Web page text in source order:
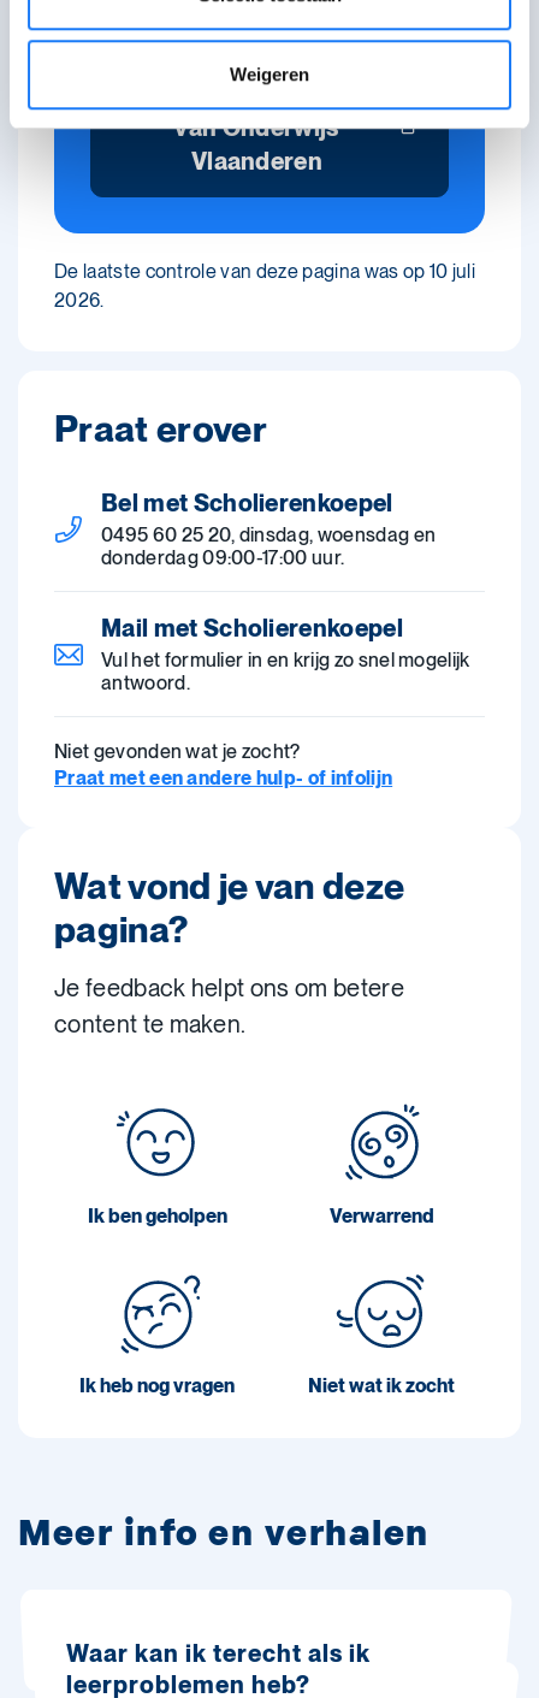
Weigeren
diploma te halen?
Lees ze op de website
van Onderwijs
Vlaanderen
De laatste controle van deze pagina was op 10 juli
2026.
Praat erover
Bel met Scholierenkoepel
0495 60 25 20, dinsdag, woensdag en
donderdag 09:00-17:00 uur.
Mail met Scholierenkoepel
Vul het formulier in en krijg zo snel mogelijk
antwoord.
Niet gevonden wat je zocht?
Praat met een andere hulp- of infolijn
Wat vond je van deze
pagina?
Je feedback helpt ons om betere
content te maken.
Ik ben geholpen Verwarrend
Ik heb nog vragen Niet wat ik zocht
Meer info en verhalen
Waar kan ik terecht als ik
leerproblemen heb?